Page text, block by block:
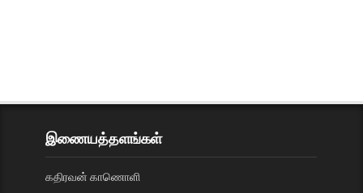
இணையத்தளங்கள்
கதிரவன் காணொளி